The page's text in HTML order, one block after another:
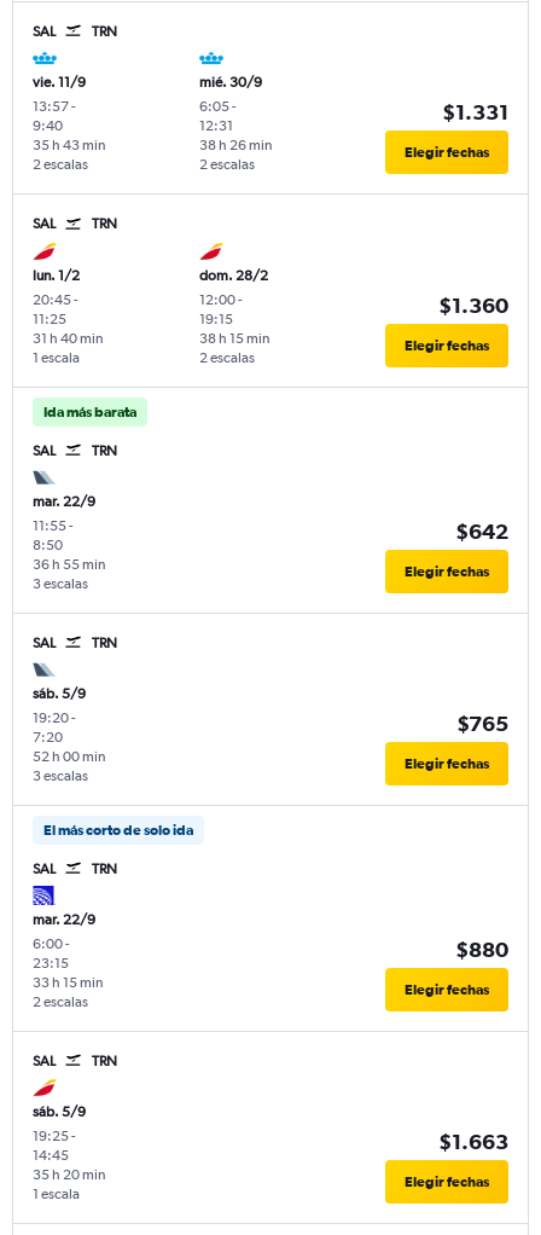
SAL TRN
vie. 11/9
13:57-
9:40
2 escalas
35 h 43 min
mié. 30/9
6:05-
12:31
2 escalas
38 h 26 min
$1.331
Elegir fechas
SAL TRN
lun. 1/2
20:45-
11:25
1 escala
31 h 40 min
dom. 28/2
12:00-
19:15
2 escalas
38 h 15 min
$1.360
Elegir fechas
Ida más barata
SAL TRN
mar. 22/9
11:55-
8:50
3 escalas
36 h 55 min
$642
Elegir fechas
SAL TRN
sáb. 5/9
19:20-
7:20
3 escalas
52 h 00 min
$765
Elegir fechas
El más corto de solo ida
SAL TRN
mar. 22/9
6:00-
23:15
2 escalas
33 h 15 min
$880
Elegir fechas
SAL TRN
sáb. 5/9
19:25-
14:45
1 escala
35 h 20 min
$1.663
Elegir fechas